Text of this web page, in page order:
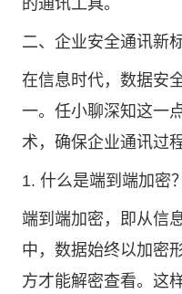
的通讯工具。
二、企业安全通讯新
在信息时代，数据安
一。任小聊深知这一
术，确保企业通讯过
1. 什么是端到端加密？
端到端加密，即从信
中，数据始终以加密
方才能解密查看。这